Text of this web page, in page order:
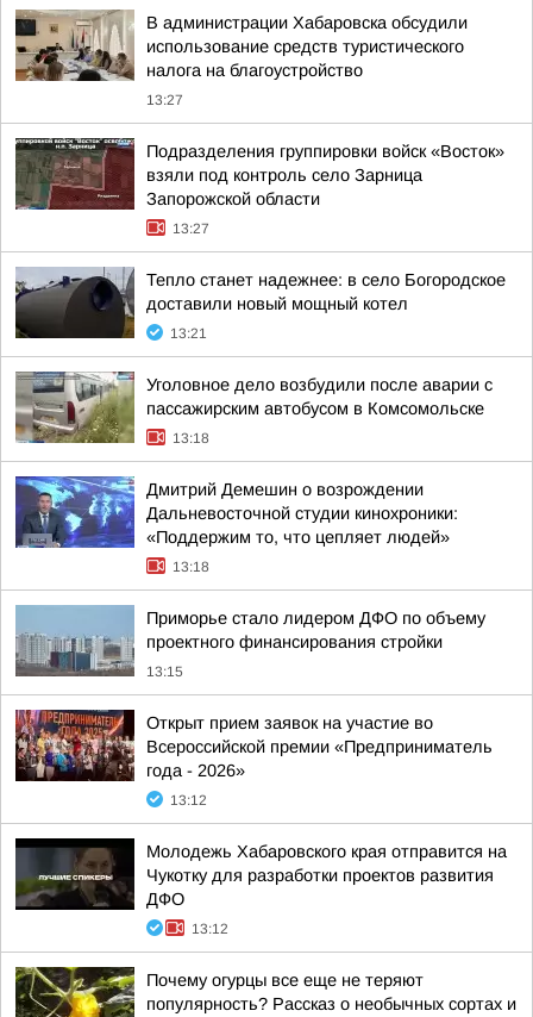
В администрации Хабаровска обсудили
использование средств туристического
налога на благоустройство
13:27
Подразделения группировки войск «Восток»
взяли под контроль село Зарница
Запорожской области
13:27
Тепло станет надежнее: в село Богородское
доставили новый мощный котел
13:21
Уголовное дело возбудили после аварии с
пассажирским автобусом в Комсомольске
13:18
Дмитрий Демешин о возрождении
Дальневосточной студии кинохроники:
«Поддержим то, что цепляет людей»
13:18
Приморье стало лидером ДФО по объему
проектного финансирования стройки
13:15
Открыт прием заявок на участие во
Всероссийской премии «Предприниматель
года - 2026»
13:12
Молодежь Хабаровского края отправится на
Чукотку для разработки проектов развития
ДФО
13:12
Почему огурцы все еще не теряют
популярность? Рассказ о необычных сортах и